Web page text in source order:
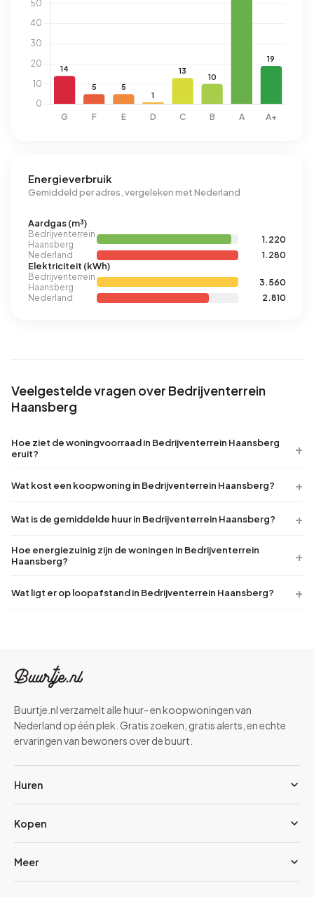
Energieverbruik
Gemiddeld per adres, vergeleken met Nederland
Aardgas (m³)
Bedrijventerrein
Haansberg
1.220
Nederland
1.280
Elektriciteit (kWh)
Bedrijventerrein
Haansberg
3.560
Nederland
2.810
Veelgestelde vragen over Bedrijventerrein
Haansberg
Hoe ziet de woningvoorraad in Bedrijventerrein Haansberg
eruit?
Wat kost een koopwoning in Bedrijventerrein Haansberg?
Wat is de gemiddelde huur in Bedrijventerrein Haansberg?
Hoe energiezuinig zijn de woningen in Bedrijventerrein
Haansberg?
Wat ligt er op loopafstand in Bedrijventerrein Haansberg?
Buurtje.nl verzamelt alle huur- en koopwoningen van
Nederland op één plek. Gratis zoeken, gratis alerts, en echte
ervaringen van bewoners over de buurt.
Huren
Kopen
Meer